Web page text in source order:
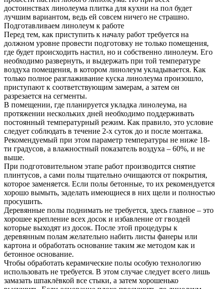
достоинствах линолеума плитка для кухни на пол будет
лучшим вариантом, ведь ей совсем ничего не страшно.
Подготавливаем линолеум к работе
Перед тем, как приступить к началу работ требуется на
должном уровне провести подготовку не только помещения,
где будет происходить настил, но и собственно линолеум. Его
необходимо развернуть, и выдержать при той температуре
воздуха помещения, в котором линолеум укладывается. Как
только полное разглаживание куска линолеума произошло,
приступают к соответствующим замерам, а затем он
разрезается на сегменты.
В помещении, где планируется укладка линолеума, на
протяжении нескольких дней необходимо поддерживать
постоянный температурный режим. Как правило, это условие
следует соблюдать в течение 2-х суток до и после монтажа.
Рекомендуемый при этом параметр температуры не ниже 18-
ти градусов, а влажностный показатель воздуха – 60%, и не
выше.
При подготовительном этапе работ производится снятие
плинтусов, а сами полы тщательно очищаются от покрытия,
которое заменяется. Если полы бетонные, то их рекомендуется
хорошо вымыть, заделать имеющиеся в них щели и полностью
просушить.
Деревянные полы поднимать не требуется, здесь главное – это
хорошее крепление всех досок и избавление от гвоздей
которые выходят из досок. После этой процедуры к
деревянным полам желательно набить листы фанеры или
картона и обработать основание таким же методом как и
бетонное основание.
Чтобы обработать керамические полы особую технологию
использовать не требуется. В этом случае следует всего лишь
замазать шпаклёвкой все стыки, а затем хорошенько